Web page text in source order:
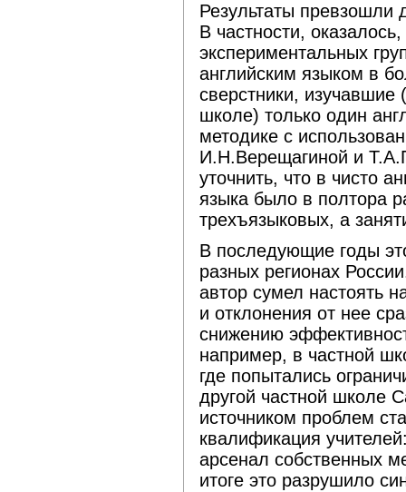
Результаты превзошли
В частности,
экспериментальных
английским языком в
сверстники, изучавшие
школе) только один
методике с
И.Н.Верещагиной и
уточнить, что в чисто
языка было в полтора
трехъязыковых, а
В последующие годы
разных регионах
автор сумел настоять
и отклонения от нее
снижению
например, в частной
где попытались
другой частной школе
источником проблем
квалификация
арсенал собственных
итоге это разрушило